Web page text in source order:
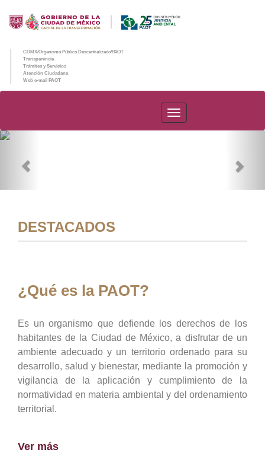
CDMX/Organismo Público Descentralizado/PAOT
Transparencia
Trámites y Servicios
Atención Ciudadana
Web e-mail PAOT
PAOT
DESTACADOS
¿Qué es la PAOT?
Es un organismo que defiende los derechos de los
habitantes de la Ciudad de México, a disfrutar de un
ambiente adecuado y un territorio ordenado para su
desarrollo, salud y bienestar, mediante la promoción y
vigilancia de la aplicación y cumplimiento de la
normatividad en materia ambiental y del ordenamiento
territorial.
Ver más